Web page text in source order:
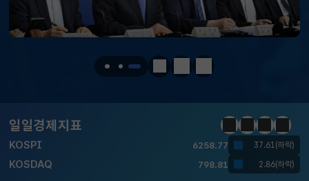
정지 이전 다음
일일경제지표
KOSPI 6258.77 37.61(하락)
KOSDAQ 798.81 2.86(하락)
KOSPI 6258.77 37.61(하락)
KOSDAQ 798.81 2.86(하락)
정지이전다음일일경